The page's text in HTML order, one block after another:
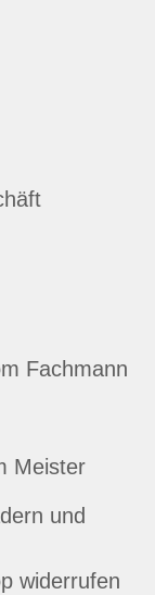
Fachmann
Meister
und
widerrufen